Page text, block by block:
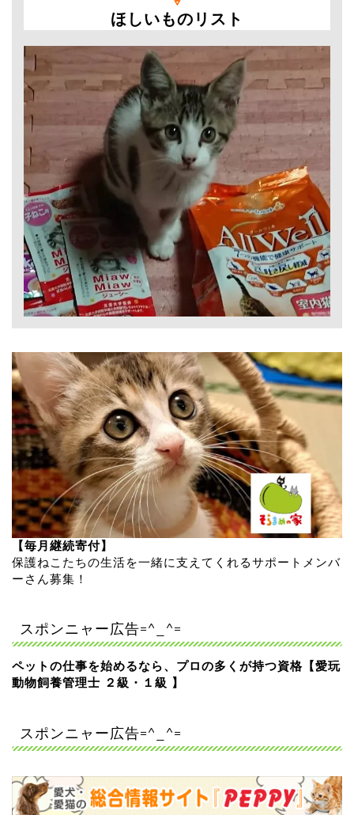
ほしいものリスト
【毎月継続寄付】
保護ねこたちの生活を一緒に支えてくれるサポートメンバ
ーさん募集！
スポンニャー広告=^_^=
ペットの仕事を始めるなら、プロの多くが持つ資格【愛玩
動物飼養管理士 ２級・１級 】
スポンニャー広告=^_^=